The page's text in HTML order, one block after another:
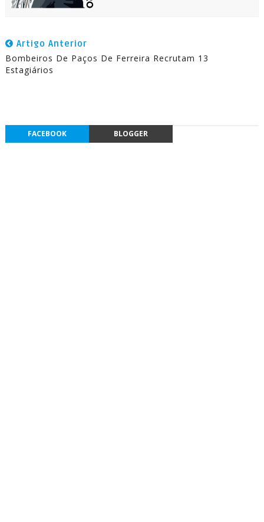
Artigo Anterior
Bombeiros De Paços De Ferreira Recrutam 13
Estagiários
FACEBOOK BLOGGER